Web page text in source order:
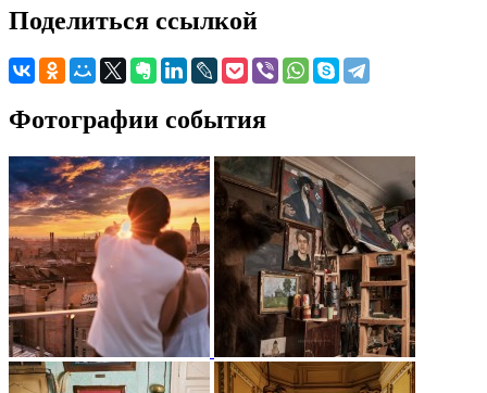
Поделиться ссылкой
Фотографии события